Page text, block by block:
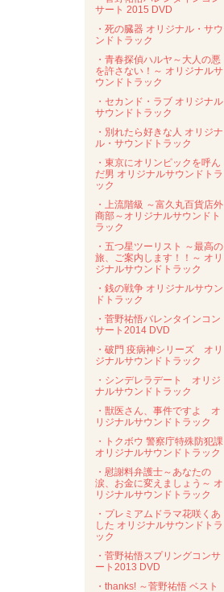
サート 2015 DVD
・死の臓器 オリジナル・サウ
ンドトラック
・青春探偵ハルヤ～大人の悪
を許さない！～ オリジナルサ
ウンドトラック
・セカンド・ラブ オリジナル
サウンドトラック
・別れたら好きな人 オリジナ
ル・サウンドトラック
・東京にオリンピックを呼ん
だ男 オリジナルサウンドトラ
ック
・上流階級 ～富久丸百貨店外
商部～オリジナルサウンドト
ラック
・五つ星ツーリスト ～最高の
旅、ご案内します！！～ オリ
ジナルサウンドトラック
・銭の戦争 オリジナルサウン
ドトラック
・菅野祐悟バレンタインコン
サート2014 DVD
・破門 疫病神シリーズ オリ
ジナルサウンドトラック
・シンデレラデート オリジ
ナルサウンドトラック
・獣医さん、事件ですよ オ
リジナルサウンドトラック
・トクボウ 警察庁特殊防犯課
オリジナルサウンドトラック
・慰謝料弁護士～あなたの
涙、お金に変えましょう～ オ
リジナルサウンドトラック
・プレミアムドラマ花咲くあ
した オリジナルサウンドトラ
ック
・菅野祐悟スプリングコンサ
ート2013 DVD
・thanks! ～菅野祐悟 ベスト